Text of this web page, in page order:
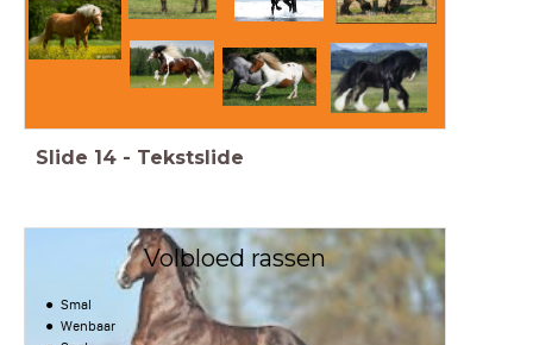
Slide 14 - Tekstslide
Volbloed rassen
Smal
Wenbaar